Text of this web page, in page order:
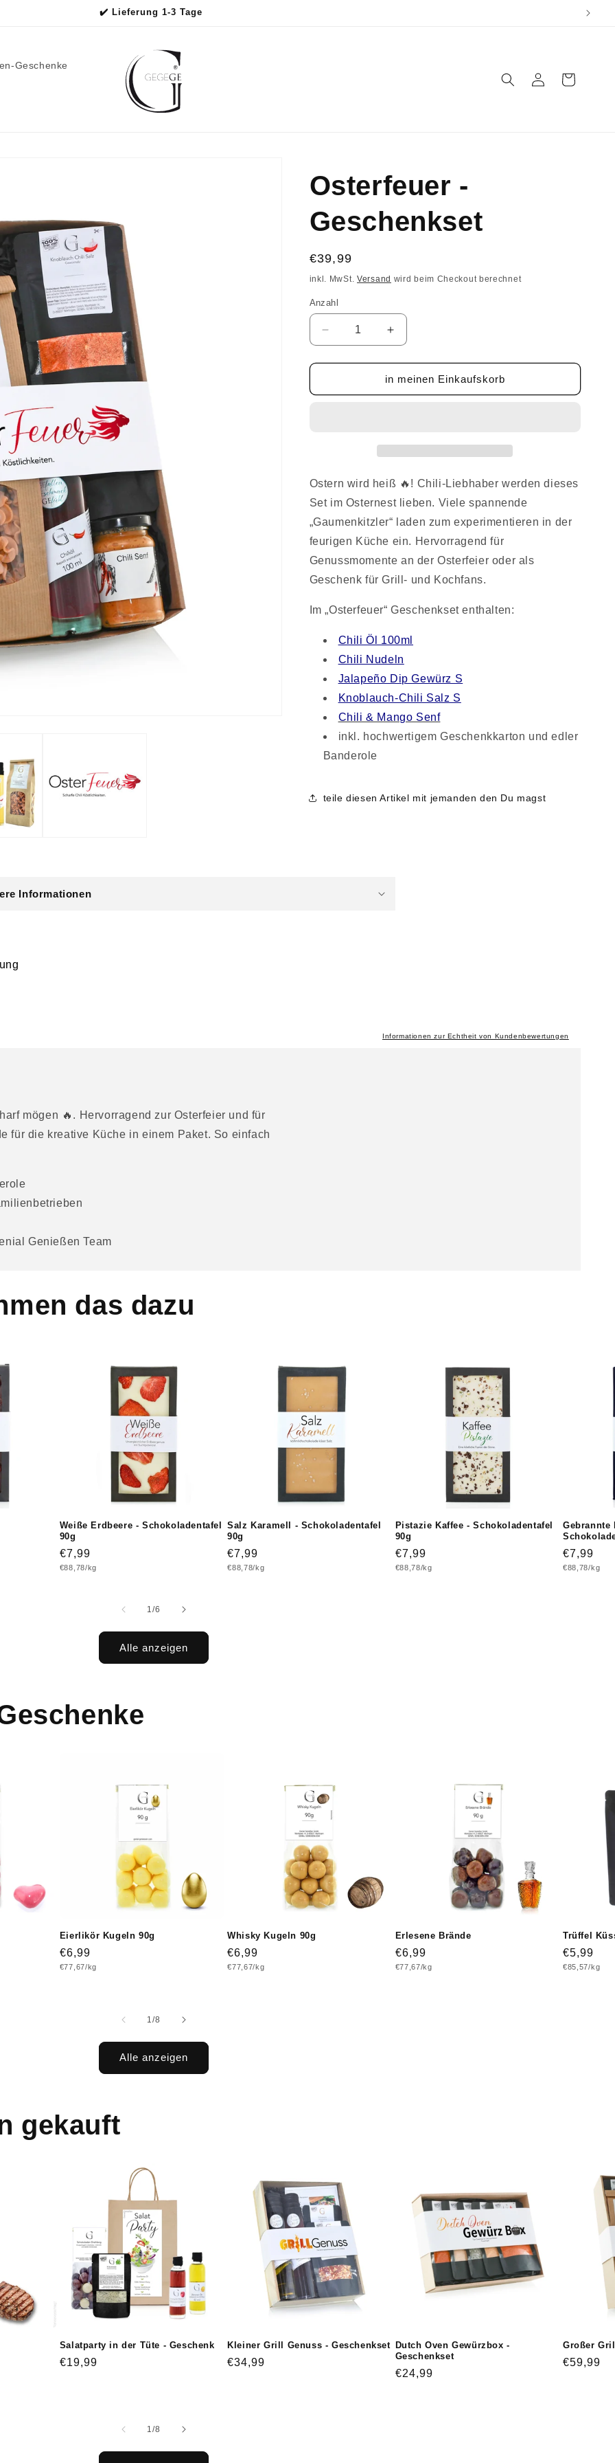
✔️ Lieferung 1-3 Tage
Geschenke
EinloggenWarenkorb
Osterfeuer -
Geschenkset
Normaler
Preis
€39,99
inkl. MwSt. Versand wird beim Checkout berechnet
Anzahl
Anzahl
Verringere
die
Menge
Osterfeuer
Erhöhe
die
Menge
für
Osterfeuer
in meinen Einkaufskorb
Ostern wird heiß 🔥! Chili-Liebhaber werden dieses
Set im Osternest lieben. Viele spannende
„Gaumenkitzler“ laden zum experimentieren in der
feurigen Küche ein. Hervorragend für
Genussmomente an der Osterfeier oder als
Geschenk für Grill- und Kochfans.
Im „Osterfeuer“ Geschenkset enthalten:
Chili Öl 100ml
Chili Nudeln
Jalapeño Dip Gewürz S
Knoblauch-Chili Salz S
Chili & Mango Senf
inkl. hochwertigem Geschenkkarton und edler
Banderole
teile diesen Artikel mit jemanden den Du magst
Informationen
Informationen zur Echtheit von Kundenbewertungen
mögen 🔥. Hervorragend zur Osterfeier und für
für die kreative Küche in einem Paket. So einfach
Genießen Team
das dazu
Weiße Erdbeere - Schokoladentafel
90g
Normaler
Preis
€7,99
Grundpreis
€88,78/kg
Salz Karamell - Schokoladentafel
90g
Normaler
Preis
€7,99
Grundpreis
€88,78/kg
Pistazie Kaffee - Schokoladentafel
90g
Normaler
Preis
€7,99
Grundpreis
€88,78/kg
Gebrannte
Normaler
Preis
€7,99
Grundpreis
€88,78/kg
1/von
6
Alle anzeigen
Eierlikör Kugeln 90g
Normaler
Preis
€6,99
Grundpreis
€77,67/kg
Whisky Kugeln 90g
Normaler
Preis
€6,99
Grundpreis
€77,67/kg
Erlesene Brände
Normaler
Preis
€6,99
Grundpreis
€77,67/kg
Trüffel
Normaler
Preis
€5,99
Grundpreis
€85,57/kg
1/von
8
Alle anzeigen
gekauft
Salatparty in der Tüte - Geschenk
Normaler
€19,99
Kleiner Grill Genuss - Geschenkset
Normaler
€34,99
Dutch Oven Gewürzbox -
Geschenkset
Normaler
€24,99
Großer
Normaler
€59,99
1/von
8